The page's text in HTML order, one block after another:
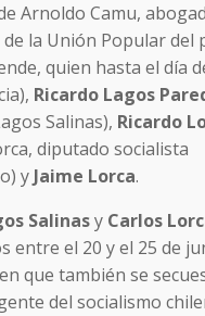
Arnoldo Camu,
la Unión Popular del
quien hasta el día
Ricardo Lagos
Salinas), Ricardo
diputado socialista
y Jaime Lorca.
Salinasy Carlos
entre el 20 y el 25 de
que también se
del socialismo